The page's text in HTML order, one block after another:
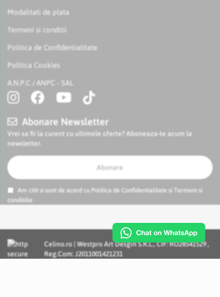
Modalitati de plata
Termeni si conditii
Politica de Confidentialitate
Politica Cookies
A.N.P.C / ANPC - SAL
Abonare Newsletter
Vrei sa fii la curent cu ultimele oferte? Aboneaza-te acum la
newsletter.
Abonare
Am citit si sunt de acord cu Politica de Confidentialitate si
Termeni si
conditiile
Celino.ro | Westpro Art Desgin S.R.L., CIF: RO28541529 ,
Reg.Com: J2011001421231